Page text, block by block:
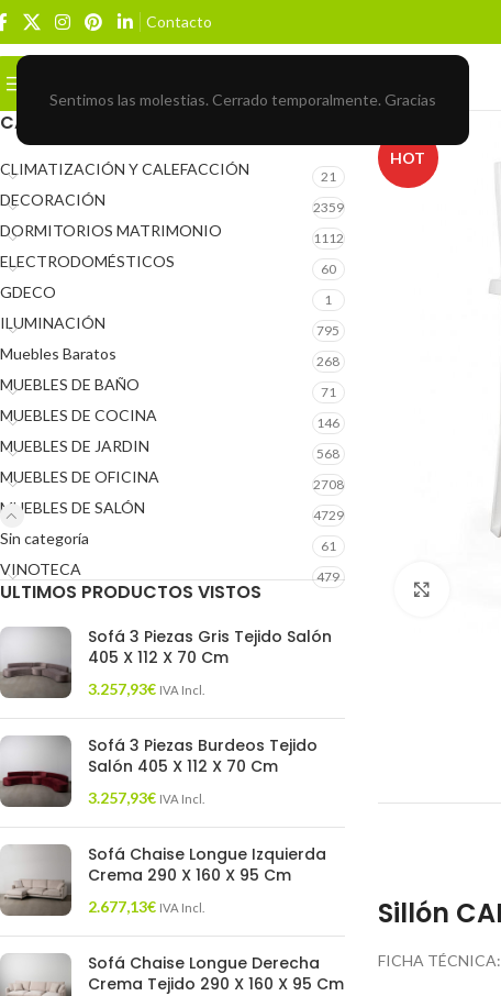
Sentimos las molestias. Cerrado temporalmente. Gracias
Contacto
CATEGORÍAS DEL PRODUCTO
CLIMATIZACIÓN Y CALEFACCIÓN 21
DECORACIÓN 2359
DORMITORIOS MATRIMONIO 1112
ELECTRODOMÉSTICOS 60
GDECO 1
ILUMINACIÓN 795
Muebles Baratos 268
MUEBLES DE BAÑO 71
MUEBLES DE COCINA 146
MUEBLES DE JARDIN 568
MUEBLES DE OFICINA 2708
MUEBLES DE SALÓN 4729
Sin categoría 61
VINOTECA 479
ULTIMOS PRODUCTOS VISTOS
Sofá 3 Piezas Gris Tejido Salón
405 X 112 X 70 Cm
3.257,93€ IVA Incl.
Sofá 3 Piezas Burdeos Tejido
Salón 405 X 112 X 70 Cm
3.257,93€ IVA Incl.
Sofá Chaise Longue Izquierda
Crema 290 X 160 X 95 Cm
2.677,13€ IVA Incl.
Sofá Chaise Longue Derecha
Crema Tejido 290 X 160 X 95 Cm
HOT
Sillón
FICHA TÉCNICA: